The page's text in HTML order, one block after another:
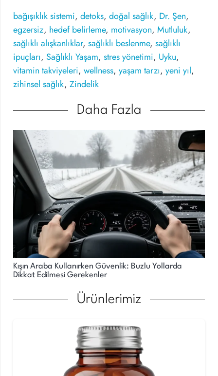
bağışıklık sistemi, detoks, doğal sağlık, Dr. Şen,
egzersiz, hedef belirleme, motivasyon, Mutluluk,
sağlıklı alışkanlıklar, sağlıklı beslenme, sağlıklı
ipuçları, Sağlıklı Yaşam, stres yönetimi, Uyku,
vitamin takviyeleri, wellness, yaşam tarzı, yeni yıl,
zihinsel sağlık, Zindelik
Daha Fazla
Kışın Araba Kullanırken Güvenlik: Buzlu Yollarda
Dikkat Edilmesi Gerekenler
Ürünlerimiz